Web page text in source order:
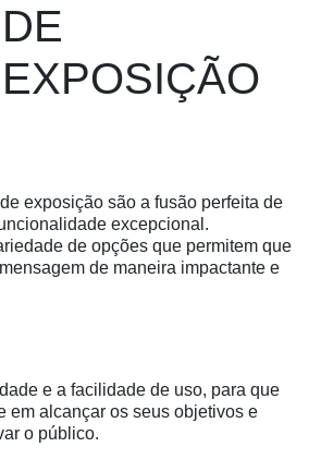
DE
EXPOSIÇÃO
exposição são a fusão perfeita de
excepcional.
de opções que permitem que
de maneira impactante e
e a facilidade de uso, para que
em alcançar os seus objetivos e
o público.